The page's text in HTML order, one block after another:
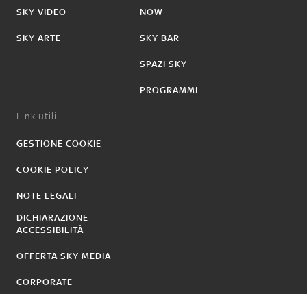
SKY VIDEO
SKY ARTE
NOW
SKY BAR
SPAZI SKY
PROGRAMMI
Link utili:
GESTIONE COOKIE
COOKIE POLICY
NOTE LEGALI
DICHIARAZIONE
ACCESSIBILITÀ
OFFERTA SKY MEDIA
CORPORATE